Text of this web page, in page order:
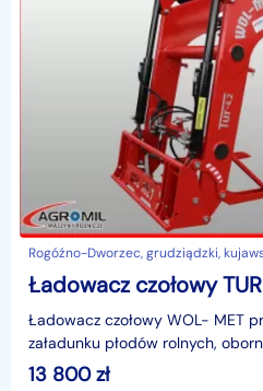
Rogóźno-Dworzec, grudziądzki,
Ładowacz czołowy WOL- MET
załadunku płodów rolnych,
objętościowych oraz lekkich
13 800zł